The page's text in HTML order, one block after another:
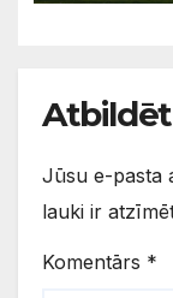
Atbildēt
Jūsu e-pasta
lauki ir
Komentārs *